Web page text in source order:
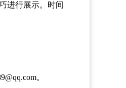
进行展示。时间
。